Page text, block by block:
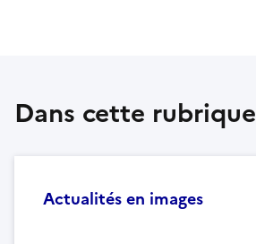
Dans cette rubrique
Actualités en images